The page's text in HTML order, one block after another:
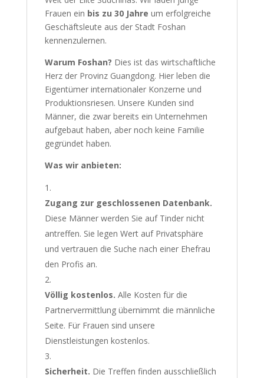
Frauen ein bis zu 30 Jahre um erfolgreiche
Geschäftsleute aus der Stadt Foshan
kennenzulernen.
Warum Foshan? Dies ist das wirtschaftliche
Herz der Provinz Guangdong. Hier leben die
Eigentümer internationaler Konzerne und
Produktionsriesen. Unsere Kunden sind
Männer, die zwar bereits ein Unternehmen
aufgebaut haben, aber noch keine Familie
gegründet haben.
Was wir anbieten:
Zugang zur geschlossenen Datenbank.
Diese Männer werden Sie auf Tinder nicht
antreffen. Sie legen Wert auf Privatsphäre
und vertrauen die Suche nach einer Ehefrau
den Profis an.
Völlig kostenlos. Alle Kosten für die
Partnervermittlung übernimmt die männliche
Seite. Für Frauen sind unsere
Dienstleistungen kostenlos.
Sicherheit. Die Treffen finden ausschließlich